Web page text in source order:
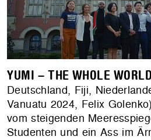
YUMI – THE WHOLE
Deutschland, Fiji,
Vanuatu 2024, Felix
vom steigenden
Studenten und ein Ass im